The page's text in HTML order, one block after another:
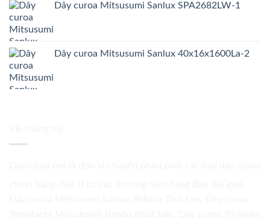
Dây curoa Mitsusumi Sanlux SPA2682LW-1
Dây curoa Mitsusumi Sanlux 40x16x1600La-2